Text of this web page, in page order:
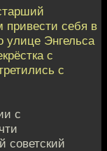
привести себя в
улице Энгельса
с
с
с
советский